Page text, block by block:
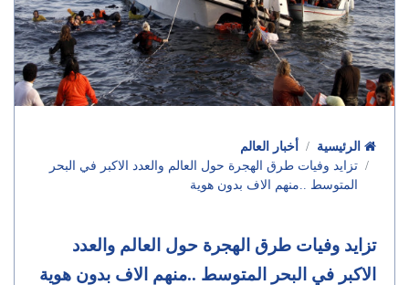
أخبار العالم
تزايد وفيات طرق الهجرة حول العالم والعدد الاكبر في البحر
المتوسط ..منهم الاف بدون هوية
تزايد وفيات طرق الهجرة حول العالم والعدد
الاكبر في البحر المتوسط ..منهم الاف بدون هوية